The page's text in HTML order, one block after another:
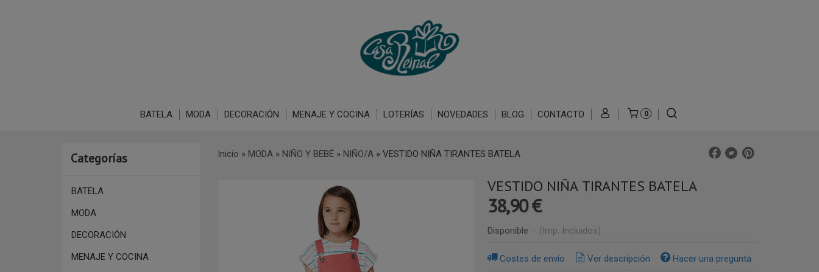
BATELA MODA DECORACIÓN MENAJE Y COCINA LOTERÍAS NOVEDADES BLOG CONTACTO 0
Categorías
BATELA
MODA
DECORACIÓN
MENAJE Y COCINA
Inicio » MODA» NIÑO Y BEBÉ» NIÑO/A» VESTIDO NIÑA TIRANTES BATELA
VESTIDO NIÑA TIRANTES BATELA
38,90 €
Disponible - (Imp. Incluidos)
Costes de envío Ver descripción Hacer una pregunta